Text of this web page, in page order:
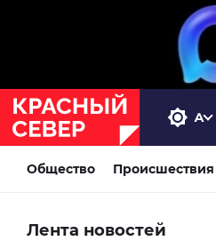
Общество Происшествия
Лента новостей